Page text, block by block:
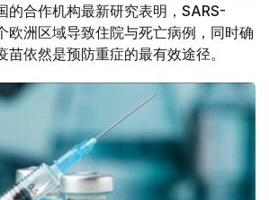
的合作机构最新研究表明，SARS-
欧洲区域导致住院与死亡病例，同时确
依然是预防重症的最有效途径。